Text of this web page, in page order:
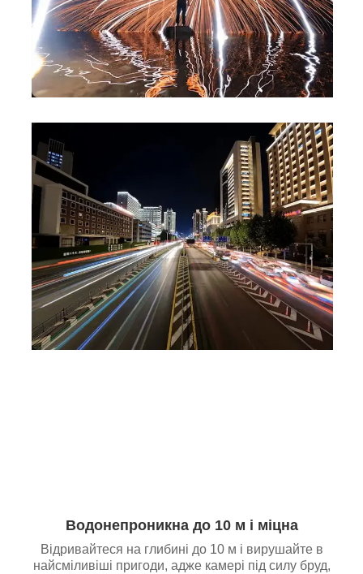
Водонепроникна до 10 м і міцна
Відривайтеся на глибині до 10 м і вирушайте в
найсміливіші пригоди, адже камері під силу бруд,